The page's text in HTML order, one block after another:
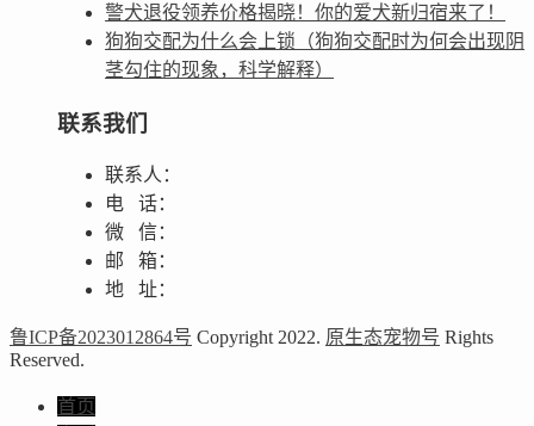
警犬退役领养价格揭晓！你的爱犬新归宿来了！
狗狗交配为什么会上锁（狗狗交配时为何会出现阴
茎勾住的现象，科学解释）
联系我们
联系人：
电 话：
微 信：
邮 箱：
地 址：
鲁ICP备2023012864号 Copyright 2022. 原生态宠物号 Rights
Reserved.
首页